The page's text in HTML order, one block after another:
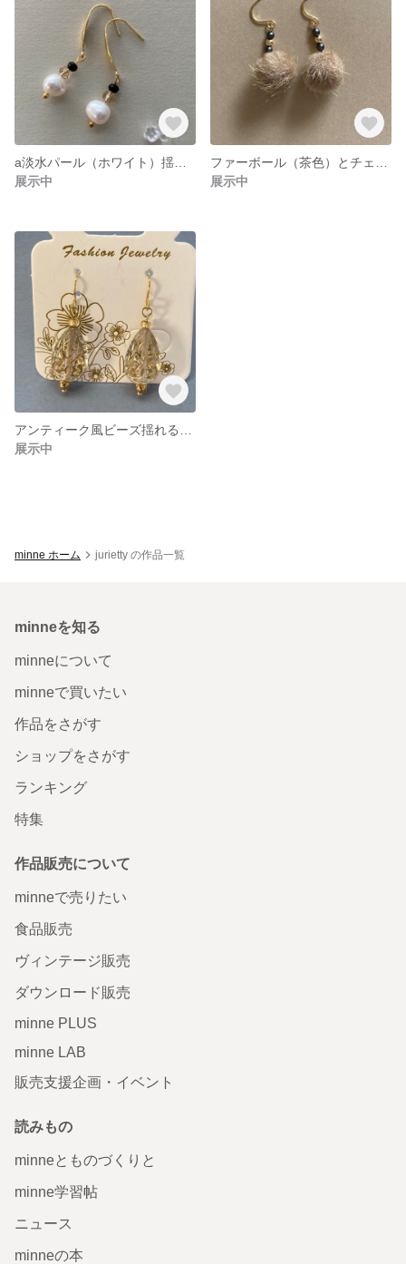
展示中
展示中
展示中
minne ホーム jurietty の作品一覧
minneを知る
minneについて
minneで買いたい
作品をさがす
ショップをさがす
ランキング
特集
作品販売について
minneで売りたい
食品販売
ヴィンテージ販売
ダウンロード販売
minne PLUS
minne LAB
販売支援企画・イベント
読みもの
minneとものづくりと
minne学習帖
ニュース
minneの本